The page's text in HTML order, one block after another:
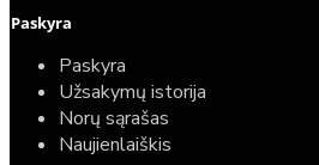
Paskyra
Paskyra
Užsakymų istorija
Norų sąrašas
Naujienlaiškis